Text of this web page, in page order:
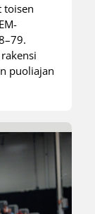
toisen
puoliajan